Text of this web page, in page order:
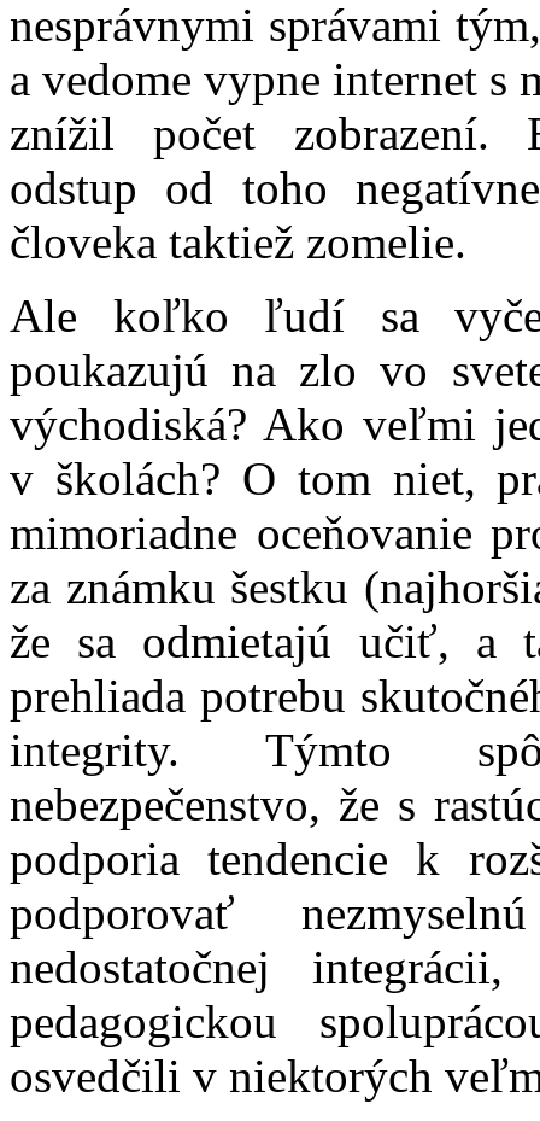
nesprávnymi správami
a vedome vypne internet s
znížil počet zobrazení.
odstup od toho
človeka taktiež zomelie.
Ale koľko ľudí sa
poukazujú na zlo vo
východiská? Ako veľmi
v školách? O tom niet,
mimoriadne oceňovanie
za známku šestku
že sa odmietajú učiť, a
prehliada potrebu
integrity. Týmto
nebezpečenstvo, že s
podporia tendencie k
podporovať
nedostatočnej
pedagogickou
osvedčili v niektorých